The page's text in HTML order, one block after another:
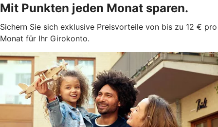
Mit Punkten jeden Monat sparen.
Sichern Sie sich exklusive Preisvorteile von bis zu 12 € pro
Monat für Ihr Girokonto.